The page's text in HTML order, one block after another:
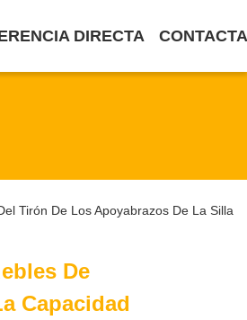
DIRECTA
Tirón De Los Apoyabrazos De La Silla
De
Capacidad